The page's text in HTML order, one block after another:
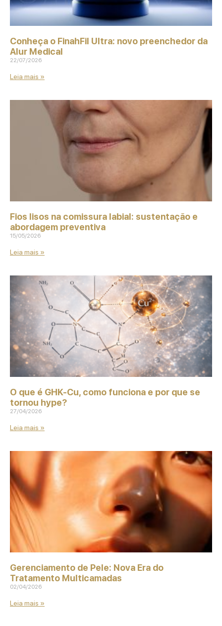
Conheça o FinahFil Ultra: novo preenchedor da
Alur Medical
22/07/2026
Leia mais »
Fios lisos na comissura labial: sustentação e
abordagem preventiva
15/05/2026
Leia mais »
O que é GHK‑Cu, como funciona e por que se
tornou hype?
27/04/2026
Leia mais »
Gerenciamento de Pele: Nova Era do
Tratamento Multicamadas
02/04/2026
Leia mais »